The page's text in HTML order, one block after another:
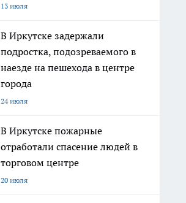
13 июля
В Иркутске задержали
подростка, подозреваемого в
наезде на пешехода в центре
города
24 июля
В Иркутске пожарные
отработали спасение людей в
торговом центре
20 июля